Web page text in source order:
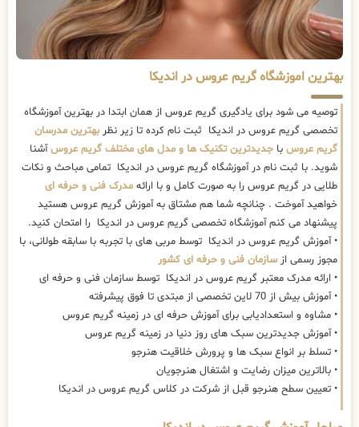
بهترین اموزشگاه گریم عروس در اندیکا
توصیه می شود برای یادگیری گریم عروس از همان ابتدا در بهترین آموزشگاه
تخصصی گریم عروس در اندیکا ثبت نام کرده تا زیر نظربهترین مدرسان
گریم عروس با جدیدترین تکنیک ها و مدل های مختلف گریم عروسآشنا
شوید. با ثبت نام در آموزشگاه گریم عروس در اندیکا تمامی مباحث و نکات
طلایی در گریم عروس را به صورت کامل و با ارائه مدرک فنی و حرفه ای
خواهید آموخت . چنانچه شما هم مشتاق به آموزش گریم عروس هستید
پیشنهاد می کنم آموزشگاه تخصصی گریم عروس در اندیکا را امتحان کنید.
• آموزش گریم عروس در اندیکا توسط مربی های با تجربه با سابقه طولانی، با
مجوز رسمی ازسازمان فنی و حرفه ای کشور
• ارائه مدرک معتبر گریم عروس در اندیکا توسط سازمان فنی و حرفه ای
• آموزش بیش از 70 لاین تخصصی از مبتدی تا فوق پیشرفته
• مشاوه و استعدادیابی برای آموزش حرفه ای در زمینه گریم عروس
• آموزش جدیدترین سبک های روز دنیا در زمینه گریم عروس
• تسلط بر انواع سبک ها و پرورش خلاقیت هنرجو
• بالاترین میزان رضایت و اشتغال هنرجویان
• تعیین سطح هنرجو قبل از شرکت در کلاس گریم عروس در اندیکا